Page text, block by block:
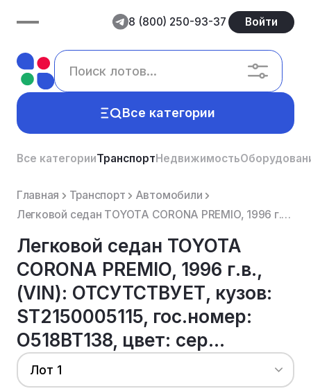
8 (800) 250-93-37 Войти
Все категории
Все категорииТранспортНедвижимость
Главная Транспорт
Автомобили
Легковой седан TOYOTA CORONA PREMIO, 1996 г.в., (VIN): ОТСУТСТВУЕТ, кузов: ST2150005115, гос.номер: ...
Легковой седан TOYOTA
CORONA PREMIO, 1996 г.в.,
(VIN): ОТСУТСТВУЕТ, кузов:
ST2150005115, гос.номер:
О518ВТ138, цвет: сер...
Лот 1